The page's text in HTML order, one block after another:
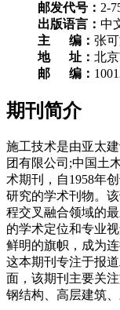
邮发代号： 2-
出版语言： 中
主 编： 张
地 址： 北
邮 编：
期刊简介
施工技术是由亚太
团有限公司;中国土
术期刊，自1958年
研究的学术刊物。
程交叉融合领域的
的学术定位和专业
鲜明的旗帜，成为
这本期刊专注于报
面，该期刊主要关
钢结构、高层建筑